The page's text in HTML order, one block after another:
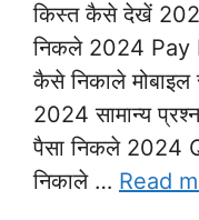
किस्त कैसे देखें
निकले 2024 Pay
कैसे निकाले
2024 सामान्य
पैसा निकले 2024
निकाले … Read